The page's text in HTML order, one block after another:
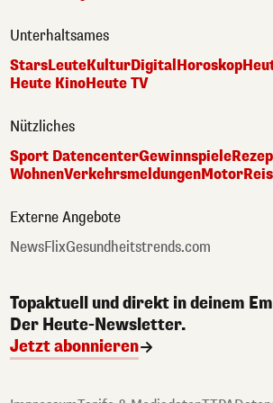
Unterhaltsames
StarsLeuteKulturDigitalHoroskop
Heute KinoHeute TV
Nützliches
Sport DatencenterGewinnspiele
WohnenVerkehrsmeldungenMotor
Externe Angebote
NewsFlixGesundheitstrends.com
Topaktuell und direkt in deinem
Der Heute-Newsletter.
Jetzt abonnieren